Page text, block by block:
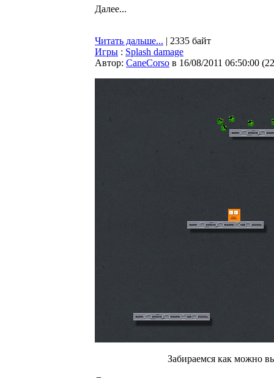
Далее...
Читать дальше... | 2335 байт
Игры : Splash damage
Автор: CaneCorso в 16/08/2011 06:50:00 (
Забираемся как можно